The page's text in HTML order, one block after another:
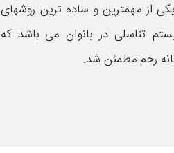
از مهمترین و ساده ترین روشهای
تناسلی در بانوان می باشد که
رحم مطمئن شد.